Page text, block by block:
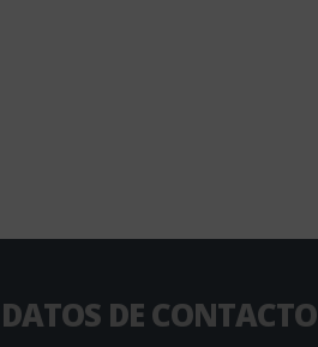
DATOS DE CONTACTO